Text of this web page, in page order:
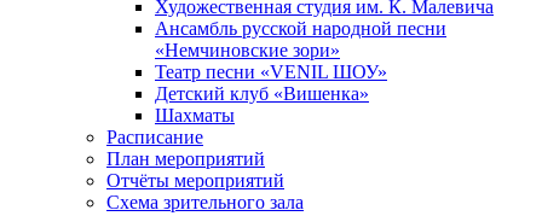
Художественная студия им. К. Малевича
Ансамбль русской народной песни
«Немчиновские зори»
Театр песни «VENIL ШОУ»
Детский клуб «Вишенка»
Шахматы
Расписание
План мероприятий
Отчёты мероприятий
Схема зрительного зала